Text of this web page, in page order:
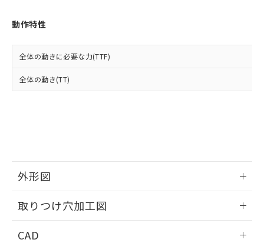
動作特性
全体の動きに必要な力(TTF)
全体の動き(TT)
外形図
取りつけ穴加工図
CAD
および当社の共同利用者が、当社の製
品・サービスに関するお客様との取
をご了承ください。
※当社の共同利用者とは、"個人情報
下記の非含有証明書をダウンロードするこ
とができます。
EU RoHS指令（10物質）の非含有証明書
物質の対応では、対応完了までの期間は出
荷製品に未対応品が混在することから備考
既に当社にて対応品への在庫切替を完了
していることから、特段のことがない限
り、2022年1月12日より割愛しておりま